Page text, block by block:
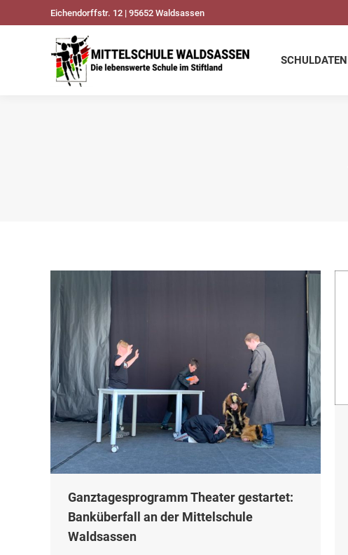
Eichendorffstr. 12 | 95652 Waldsassen
SCHULDATEN
Ganztagesprogramm Theater gestartet:
Banküberfall an der Mittelschule
Waldsassen